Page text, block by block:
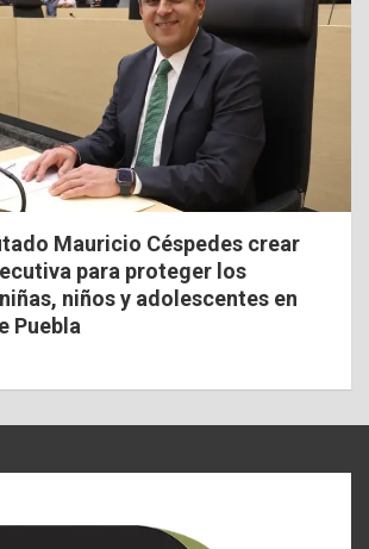
Mauricio Céspedes crear
para proteger los
niños y adolescentes en
Puebla